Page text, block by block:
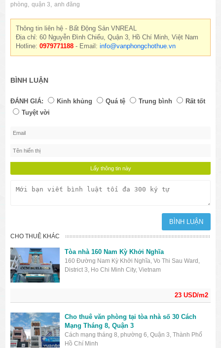
phòng,quận 3,anh đăng
Thông tin liên hệ - Bất Động Sản VNREAL
Địa chỉ: 60 Nguyễn Đình Chiểu, Quận 3, Hồ Chí Minh, Việt Nam
Hotline:0979771188 - Email:info@vanphongchothue.vn
BÌNH LUẬN
ĐÁNH GIÁ: Kinh khủng Quá tệ Trung bình
Rất tốt
Tuyệt vời
CHO THUÊ KHÁC
23 USD/m2
Tòa nhà 160 Nam Kỳ Khởi Nghĩa
160 Đường Nam Kỳ Khởi Nghĩa, Vo Thi Sau Ward,
District 3, Ho Chi Minh City, Vietnam
Cho thuê văn phòng tại tòa nhà số 30 Cách
Mạng Tháng 8, Quận 3
Cách mạng tháng 8, phường 6, Quận 3, Thành Phố
Hồ Chí Minh